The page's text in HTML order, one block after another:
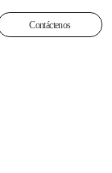
Contáctenos